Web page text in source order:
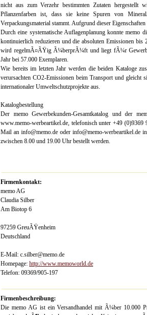
nicht aus zum Verzehr bestimmten Zutaten
Pflanzenfarben ist, dass sie keine Spuren von
Verpackungsmaterial stammt. Aufgrund dieser
Durch eine systematische Auflagenplanung konnte memo
kontinuierlich reduzieren und die absoluten Emissionen
wird regelmÃ¤ÃŸig Ã¼berprÃ¼ft und liegt fÃ¼r
Jahr bei 57.000 Exemplaren.
Wie bereits im letzten Jahr werden die beiden Kataloge
verursachten CO2-Emissionen beim Transport und gleicht
internationaler Umweltschutzprojekte aus.
Katalogbestellung
Der memo Gewerbekunden-Gesamtkatalog und der
www.memo-werbeartikel.de, telefonisch unter +49
Mail an info@memo.de oder info@memo-werbeartikel.de
zwischen 8.00 und 19.00 Uhr bestellt werden.
Firmenkontakt:
memo AG
Claudia Silber
Am Biotop 6
97259 GreuÃŸenheim
Deutschland
E-Mail: c.silber@memo.de
Homepage: http://www.memoworld.de
Telefon: 09369/905-197
Firmenbeschreibung:
Die memo AG ist ein Versandhandel mit Ã¼ber 10.000